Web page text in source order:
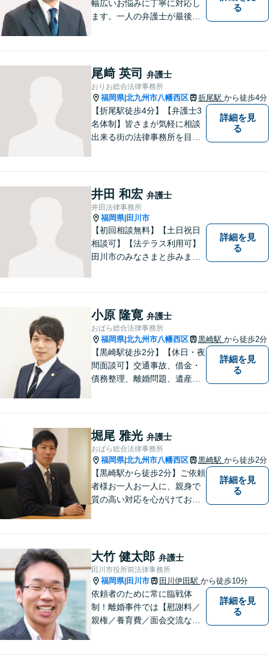
幅広いお悩みに丁寧に対応し
ます。一人の弁護士が最後ま
です。【丁寧な対応】
る
尾﨑 英司 弁護士
おりお総合法律事務所
福岡県|北九州市八幡西区 折尾駅 から徒歩4分
【折尾駅徒歩4分】【弁護士3
名体制】皆さまが気軽に相談
出来る街の法律事務所を目指
倫慰謝料のご相談は初回無料
です。【夜間・土日対応】
詳細を見
る
井田 和宏 弁護士
井田法律事務所
福岡県| 田川市
【初回相談無料】【土日祝日
相談可】【法テラス利用可】
田川市のみなさまと歩みま
な対応、良質な法的サービス
の提供をモットーとする事務
所です。
詳細を見
る
小原 隆寛 弁護士
おばら総合法律事務所
福岡県|北九州市八幡西区 黒崎駅 から徒歩2分
【黒崎駅徒歩2分】【休日・夜
間面談可】交通事故、借金・
債務整理、離婚問題、遺産相
と弁護士に相談してもいいの
かな」と思わず、遠慮なくご
相談ください。
詳細を見
る
堀尾 雅光 弁護士
おばら総合法律事務所
福岡県|北九州市八幡西区 黒崎駅 から徒歩2分
【黒崎駅から徒歩2分】ご依頼
者様お一人お一人に、親身で
質の高い対応を心がけており
応可能。英語での法律相談・
英文契約書の作成・チェック
も対応可能です。
詳細を見
る
大竹 健太郎 弁護士
田川市役所前法律事務所
福岡県| 田川市 田川伊田駅 から徒歩10分
依頼者のために常に臨戦体
制！離婚事件では【慰謝料／
親権／養育費／面会交流な
詳細を見
る